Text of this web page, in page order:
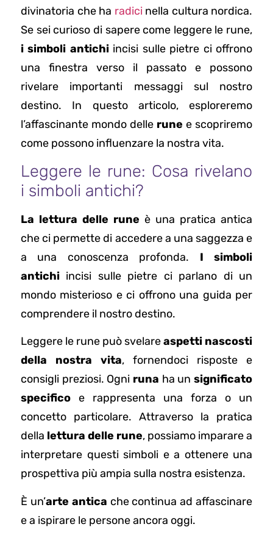
divinatoria che ha radici nella cultura nordica.
Se sei curioso di sapere come leggere le rune,
i simboli antichiincisi sulle pietre ci offrono
una finestra verso il passato e possono
rivelare importanti messaggi sul nostro
destino. In questo articolo, esploreremo
l’affascinante mondo delle rune e scopriremo
come possono influenzare la nostra vita.
Leggere le rune: Cosa rivelano
i simboli antichi?
La lettura delle rune è una pratica antica
che ci permette di accedere a una saggezza e
a una conoscenza profonda. I simboli
antichi incisi sulle pietre ci parlano di un
mondo misterioso e ci offrono una guida per
comprendere il nostro destino.
Leggere le rune può svelareaspetti nascosti
della nostra vita, fornendoci risposte e
consigli preziosi. Ogni runa ha un significato
specifico e rappresenta una forza o un
concetto particolare. Attraverso la pratica
della lettura delle rune, possiamo imparare a
interpretare questi simboli e a ottenere una
prospettiva più ampia sulla nostra esistenza.
È un’arte antica che continua ad affascinare
e a ispirare le persone ancora oggi.